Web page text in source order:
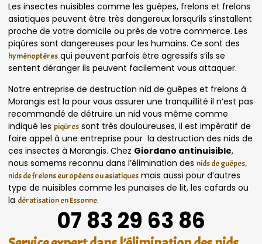
Les insectes nuisibles comme les guêpes, frelons et frelons
asiatiques peuvent être très dangereux lorsqu’ils s’installent
proche de votre domicile ou près de votre commerce. Les
piqûres sont dangereuses pour les humains. Ce sont des
hyménoptères qui peuvent parfois être agressifs s’ils se
sentent déranger ils peuvent facilement vous attaquer.
Notre entreprise de destruction nid de guêpes et frelons à
Morangis est la pour vous assurer une tranquillité il n’est pas
recommandé de détruire un nid vous même comme
indiqué les piqûres sont très douloureuses, il est impératif de
faire appel à une entreprise pour la destruction des nids de
ces insectes à Morangis. Chez Giordano antinuisible,
nous somems reconnu dans l’élimination des nids de guêpes,
nids de frelons européens ou asiatiques mais aussi pour d’autres
type de nuisibles comme les punaises de lit, les cafards ou
la dératisation en Essonne.
07 83 29 63 86